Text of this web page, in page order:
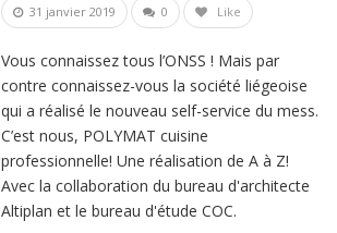
31 janvier 2019 0 Like
Vous connaissez tous l’ONSS ! Mais par
contre connaissez-vous la société liégeoise
qui a réalisé le nouveau self-service du mess.
C’est nous, POLYMAT cuisine
professionnelle! Une réalisation de A à Z!
Avec la collaboration du bureau d'architecte
Altiplan et le bureau d'étude COC.